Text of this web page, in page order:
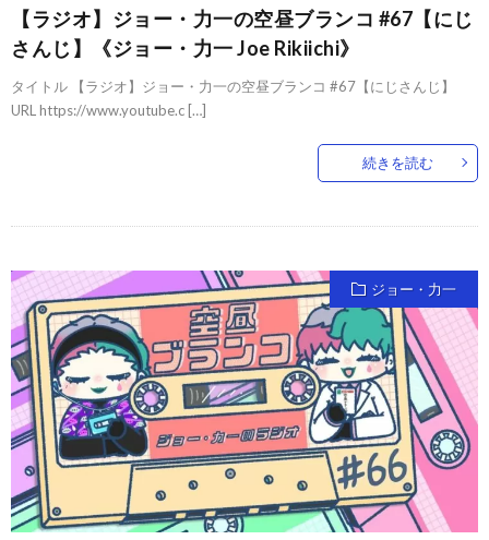
【ラジオ】ジョー・力一の空昼ブランコ #67【にじ
さんじ】《ジョー・力一 Joe Rikiichi》
タイトル 【ラジオ】ジョー・力一の空昼ブランコ #67【にじさんじ】
URL https://www.youtube.c […]
続きを読む
ジョー・力一